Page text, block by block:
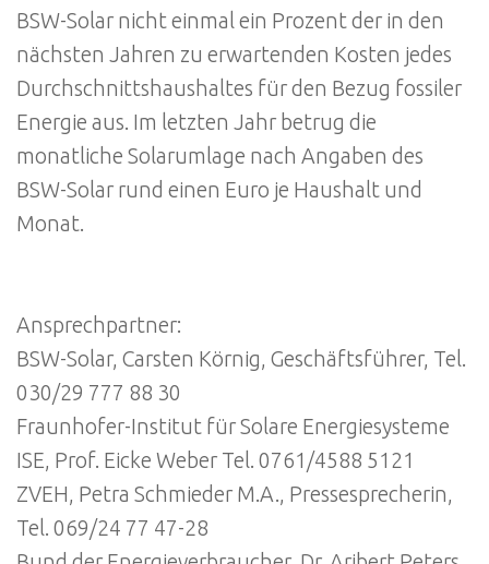
BSW-Solar nicht einmal ein Prozent der in den
nächsten Jahren zu erwartenden Kosten jedes
Durchschnittshaushaltes für den Bezug fossiler
Energie aus. Im letzten Jahr betrug die
monatliche Solarumlage nach Angaben des
BSW-Solar rund einen Euro je Haushalt und
Monat.
Ansprechpartner:
BSW-Solar, Carsten Körnig, Geschäftsführer, Tel.
030/29 777 88 30
Fraunhofer-Institut für Solare Energiesysteme
ISE, Prof. Eicke Weber Tel. 0761/4588 5121
ZVEH, Petra Schmieder M.A., Pressesprecherin,
Tel. 069/24 77 47-28